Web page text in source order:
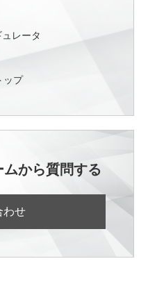
レータ
ップ
から質問する
わせ